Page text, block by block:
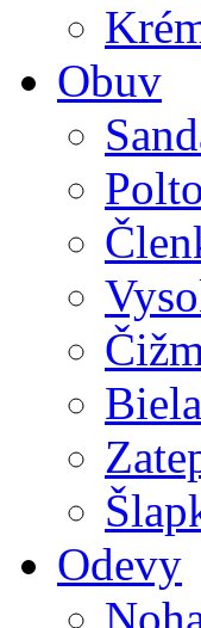
Obuv
Odevy